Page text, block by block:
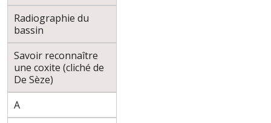
Radiographie du
bassin
Savoir reconnaître
une coxite (cliché de
De Sèze)
A